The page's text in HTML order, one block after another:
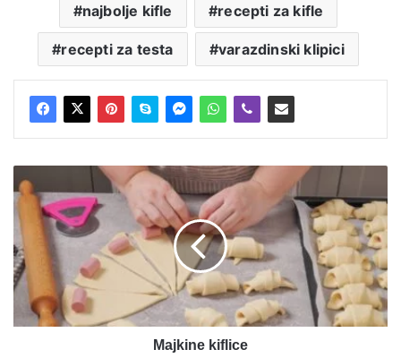
najbolje kifle recepti za kifle
recepti za testa varazdinski klipici
kiflice
Majkine kiflice